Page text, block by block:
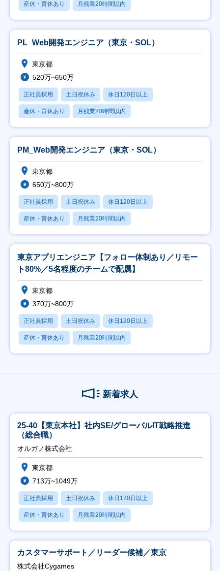
産休・育休あり 月残業20時間以内
PL_Web開発エンジニア（東京・SOL）
東京都
520万~650万
正社員採用 土日祝休み 休日120日以上
産休・育休あり 月残業20時間以内
PM_Web開発エンジニア（東京・SOL）
東京都
650万~800万
正社員採用 土日祝休み 休日120日以上
産休・育休あり 月残業20時間以内
東京アプリエンジニア【フォロー体制あり／リモー
ト80%／5名程度のチームで配属】
東京都
370万~800万
正社員採用 土日祝休み 休日120日以上
産休・育休あり 月残業20時間以内
新着求人
25-40【東京本社】社内SE/グローバルIT戦略推進
（総合職）
オルガノ株式会社
東京都
713万~1049万
正社員採用 土日祝休み 休日120日以上
産休・育休あり 月残業20時間以内
カスタマーサポート／リーダー候補／東京
株式会社Cygames